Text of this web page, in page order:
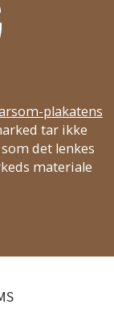
plakatens
tar ikke
det lenkes
materiale